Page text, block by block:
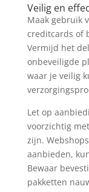
Veilig en
Maak gebruik
creditcards of
Vermijd het
onbeveiligde
waar je veilig
Let op
voorzichtig
zijn.
aanbieden,
Bewaar
pakketten